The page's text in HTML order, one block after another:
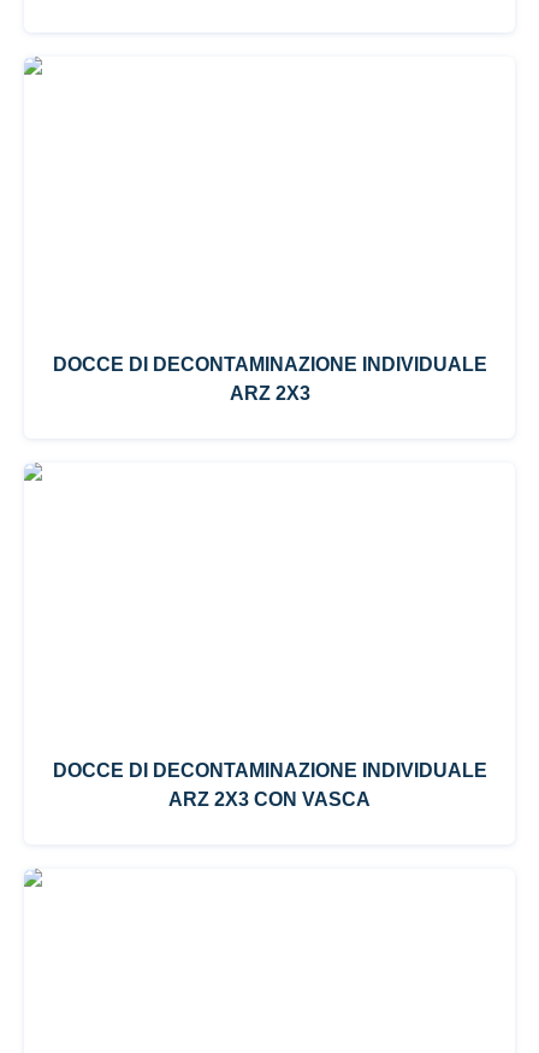
DOCCE DI DECONTAMINAZIONE INDIVIDUALE
ARZ 2X3
DOCCE DI DECONTAMINAZIONE INDIVIDUALE
ARZ 2X3 CON VASCA